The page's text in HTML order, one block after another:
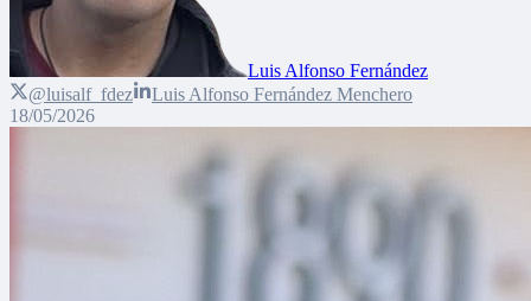
Luis Alfonso Fernández
@luisalf_fdez
Luis Alfonso Fernández Menchero
18/05/2026